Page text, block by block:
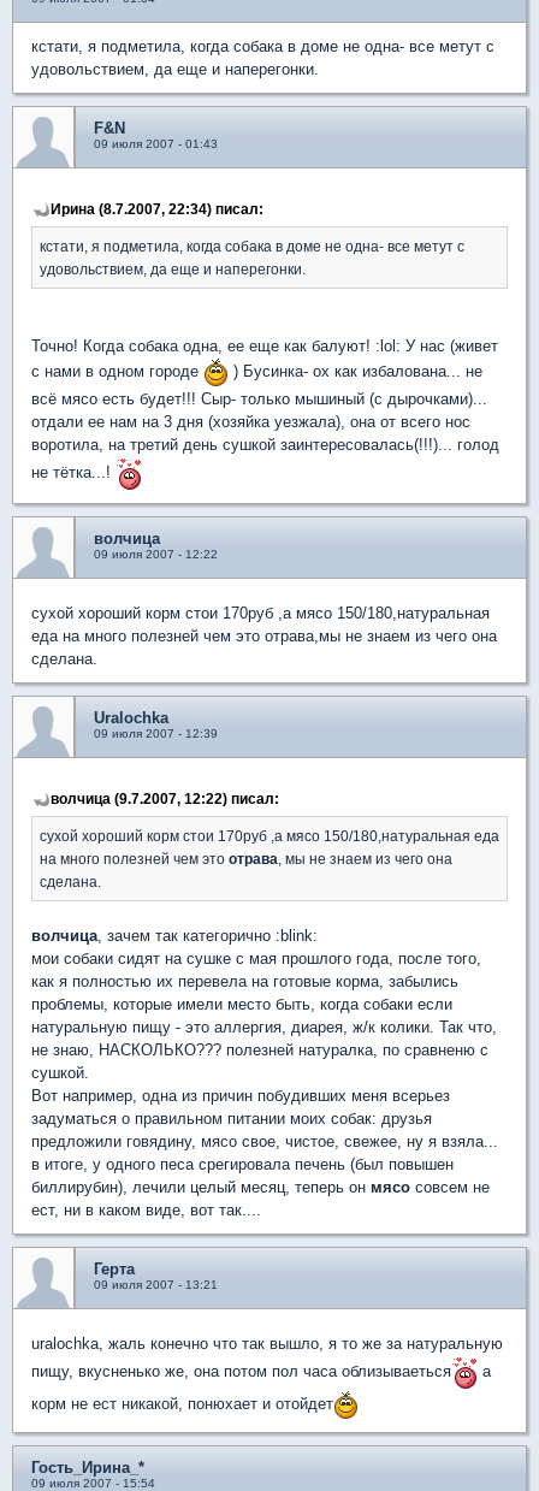
кстати, я подметила, когда собака в доме не одна- все метут с
удовольствием, да еще и наперегонки.
F&N
09 июля 2007 - 01:43
Ирина (8.7.2007, 22:34) писал:
кстати, я подметила, когда собака в доме не одна- все метут с
удовольствием, да еще и наперегонки.
Точно! Когда собака одна, ее еще как балуют! :lol: У нас (живет
с нами в одном городе
) Бусинка- ох как избалована... не
всё мясо есть будет!!! Сыр- только мышиный (с дырочками)...
отдали ее нам на 3 дня (хозяйка уезжала), она от всего нос
воротила, на третий день сушкой заинтересовалась(!!!)... голод
не тётка...!
волчица
09 июля 2007 - 12:22
сухой хороший корм стои 170руб ,а мясо 150/180,натуральная
еда на много полезней чем это отрава,мы не знаем из чего она
сделана.
Uralochka
09 июля 2007 - 12:39
волчица (9.7.2007, 12:22) писал:
сухой хороший корм стои 170руб ,а мясо 150/180,натуральная еда
на много полезней чем это отрава , мы не знаем из чего она
сделана.
волчица, зачем так категорично :blink:
мои собаки сидят на сушке с мая прошлого года, после того,
как я полностью их перевела на готовые корма, забылись
проблемы, которые имели место быть, когда собаки если
натуральную пищу - это аллергия, диарея, ж/к колики. Так что,
не знаю, НАСКОЛЬКО??? полезней натуралка, по сравненю с
сушкой.
Вот например, одна из причин побудивших меня всерьез
задуматься о правильном питании моих собак: друзья
предложили говядину, мясо свое, чистое, свежее, ну я взяла...
в итоге, у одного песа срегировала печень (был повышен
биллирубин), лечили целый месяц, теперь он мясо совсем не
ест, ни в каком виде, вот так....
Герта
09 июля 2007 - 13:21
uralochka, жаль конечно что так вышло, я то же за натуральную
пищу, вкусненько же, она потом пол часа облизываеться
а
корм не ест никакой, понюхает и отойдет
Гость_Ирина_*
09 июля 2007 - 15:54